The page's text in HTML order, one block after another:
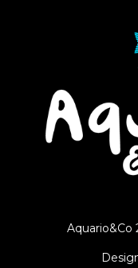
Aquario&Co